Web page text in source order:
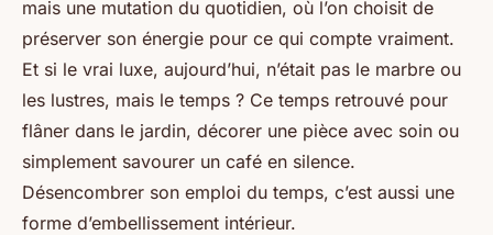
mais une mutation du quotidien, où l’on choisit de
préserver son énergie pour ce qui compte vraiment.
Et si le vrai luxe, aujourd’hui, n’était pas le marbre ou
les lustres, mais le temps ? Ce temps retrouvé pour
flâner dans le jardin, décorer une pièce avec soin ou
simplement savourer un café en silence.
Désencombrer son emploi du temps, c’est aussi une
forme d’embellissement intérieur.